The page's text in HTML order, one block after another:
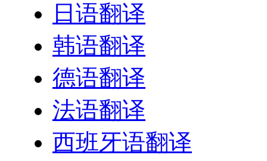
日语翻译
韩语翻译
德语翻译
法语翻译
西班牙语翻译